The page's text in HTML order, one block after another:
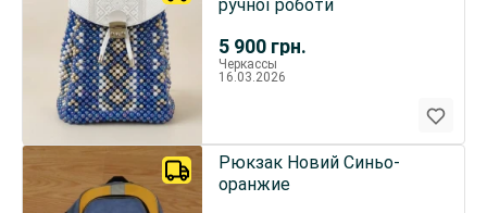
5 900 грн.
ручної роботи
Черкассы
16.03.2026
Рюкзак Новий Синьо-
оранжие